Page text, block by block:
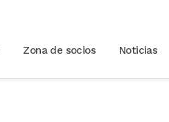
Zona de socios Noticias